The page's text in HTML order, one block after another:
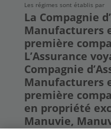
Les régimes sont établis par
La Compagnie
Manufacturers
première
L’Assurance
Compagnie
Manufacturers
première
en propriété
Manuvie,